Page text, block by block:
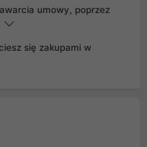
umowy, poprzez
się zakupami w